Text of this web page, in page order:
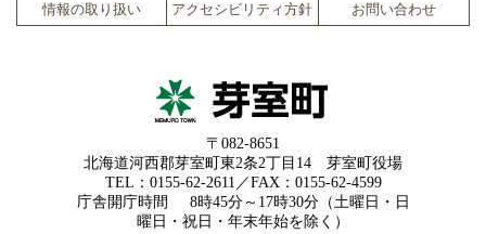
情報の取り扱い
アクセシビリティ方針 お問い合わせ
〒082-8651
北海道河西郡芽室町東2条2丁目14 芽室町役場
TEL：0155-62-2611／FAX：0155-62-4599
庁舎開庁時間
8時45分～17時30分（土曜日・日
曜日・祝日・年末年始を除く）